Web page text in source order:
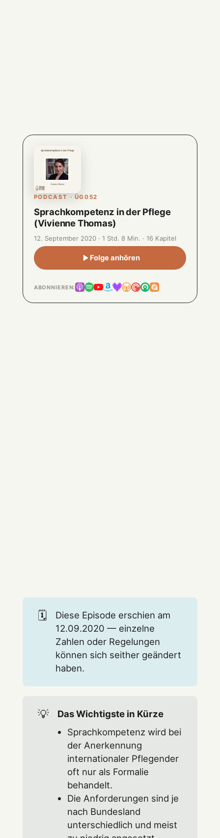
PODCAST · ÜG052
Sprachkompetenz in der Pflege
(Vivienne Thomas)
12. September 2020 · 1 Std. 8 Min. · 16 Kapitel
Folge anhören
ABONNIEREN:
🗓️
Diese Episode erschien am
12.09.2020 — einzelne
Zahlen oder Regelungen
können sich seither geändert
haben.
💡
Das Wichtigste in Kürze
Sprachkompetenz wird bei
der Anerkennung
internationaler Pflegender
oft nur als Formalie
behandelt.
Die Anforderungen sind je
nach Bundesland
unterschiedlich und meist